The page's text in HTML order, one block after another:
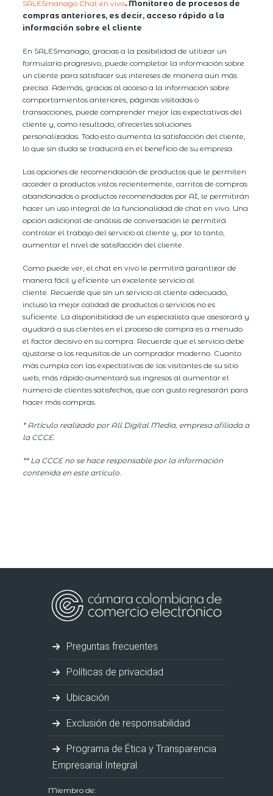
SALESmanago Chat en vivo. Monitoreo de procesos de
compras anteriores, es decir, acceso rápido a la
información sobre el cliente
En SALESmanago, gracias a la posibilidad de utilizar un
formulario progresivo, puede completar la información sobre
un cliente para satisfacer sus intereses de manera aún más
precisa. Además, gracias al acceso a la información sobre
comportamientos anteriores, páginas visitadas o
transacciones, puede comprender mejor las expectativas del
cliente y, como resultado, ofrecerles soluciones
personalizadas. Todo esto aumenta la satisfacción del cliente,
lo que sin duda se traducirá en el beneficio de su empresa.
Las opciones de recomendación de productos que le permiten
acceder a productos vistos recientemente, carritos de compras
abandonados o productos recomendados por AI, le permitirán
hacer un uso integral de la funcionalidad de chat en vivo. Una
opción adicional de análisis de conversación le permitirá
controlar el trabajo del servicio al cliente y, por lo tanto,
aumentar el nivel de satisfacción del cliente.
Como puede ver, el chat en vivo le permitirá garantizar de
manera fácil y eficiente un excelente servicio al
cliente. Recuerde que sin un servicio al cliente adecuado,
incluso la mejor calidad de productos o servicios no es
suficiente. La disponibilidad de un especialista que asesorará y
ayudará a sus clientes en el proceso de compra es a menudo
el factor decisivo en su compra. Recuerde que el servicio debe
ajustarse a los requisitos de un comprador moderno. Cuanto
más cumpla con las expectativas de los visitantes de su sitio
web, más rápido aumentará sus ingresos al aumentar el
número de clientes satisfechos, que con gusto regresarán para
hacer más compras.
* Artículo realizado por All Digital Media, empresa afiliada a
la CCCE.
** La CCCE no se hace responsable por la información
contenida en este artículo.
Preguntas frecuentes
Políticas de privacidad
Ubicación
Exclusión de responsabilidad
Programa de Ética y Transparencia
Empresarial Integral
Miembro de: